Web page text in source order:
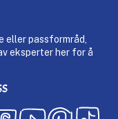
eller passformråd,
eksperter her for å